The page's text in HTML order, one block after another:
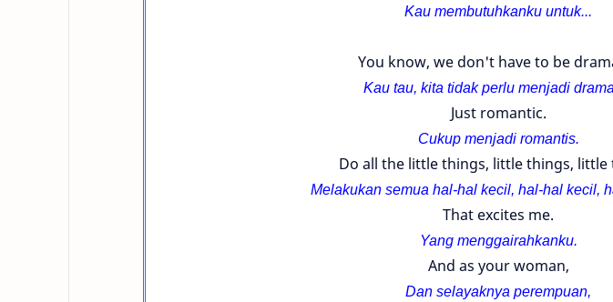
Kau membutuhkanku untuk...
You know, we don't have to be
Kau tau, kita tidak perlu menjadi
Just romantic.
Cukup menjadi romantis.
Do all the little things, little things, little
Melakukan semua hal-hal kecil, hal-hal kecil,
That excites me.
Yang menggairahkanku.
And as your woman,
Dan selayaknya perempuan,